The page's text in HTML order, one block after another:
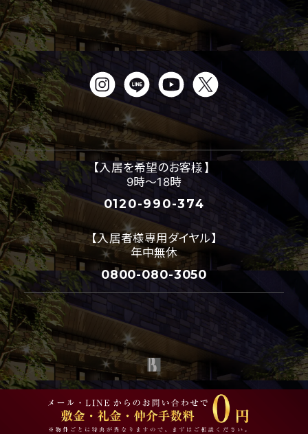
【入居を希望のお客様】
9時～18時
0120-990-374
【入居者様専用ダイヤル】
年中無休
0800-080-3050
プレジオ公式 プレジオデザインスタイルは